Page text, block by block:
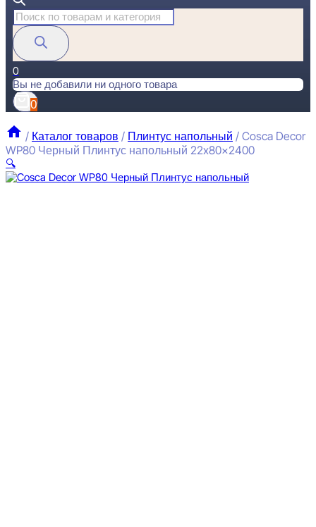
Поиск
товаров
0
Вы не добавили ни одного товара
0
/ Каталог товаров / Плинтус напольный / Cosca Decor
WP80 Черный Плинтус напольный 22x80x2400
🔍